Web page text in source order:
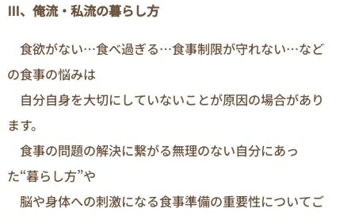
Ⅲ、俺流・私流の暮らし方
食欲がない…食べ過ぎる…食事制限が守れない…など
の食事の悩みは
自分自身を大切にしていないことが原因の場合があり
ます。
食事の問題の解決に繋がる無理のない自分にあっ
た“暮らし方”や
脳や身体への刺激になる食事準備の重要性についてご